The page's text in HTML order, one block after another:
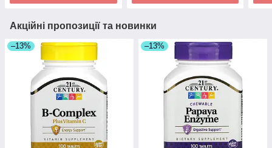
Акційні пропозиції та новинки
–13% –13%